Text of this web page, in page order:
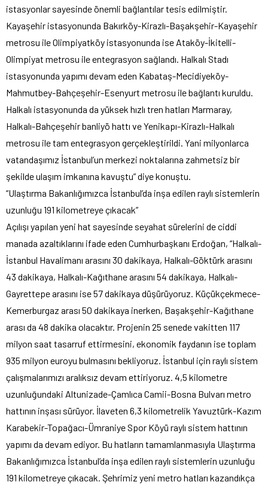
istasyonlar sayesinde önemli bağlantılar tesis edilmiştir.
Kayaşehir istasyonunda Bakırköy-Kirazlı-Başakşehir-Kayaşehir
metrosu ile Olimpiyatköy istasyonunda ise Ataköy-İkitelli-
Olimpiyat metrosu ile entegrasyon sağlandı. Halkalı Stadı
istasyonunda yapımı devam eden Kabataş-Mecidiyeköy-
Mahmutbey-Bahçeşehir-Esenyurt metrosu ile bağlantı kuruldu.
Halkalı istasyonunda da yüksek hızlı tren hatları Marmaray,
Halkalı-Bahçeşehir banliyö hattı ve Yenikapı-Kirazlı-Halkalı
metrosu ile tam entegrasyon gerçekleştirildi. Yani milyonlarca
vatandaşımız İstanbul’un merkezi noktalarına zahmetsiz bir
şekilde ulaşım imkanına kavuştu” diye konuştu.
“Ulaştırma Bakanlığımızca İstanbul’da inşa edilen raylı sistemlerin
uzunluğu 191 kilometreye çıkacak”
Açılışı yapılan yeni hat sayesinde seyahat sürelerini de ciddi
manada azaltıklarını ifade eden Cumhurbaşkanı Erdoğan, “Halkalı-
İstanbul Havalimanı arasını 30 dakikaya, Halkalı-Göktürk arasını
43 dakikaya, Halkalı-Kağıthane arasını 54 dakikaya, Halkalı-
Gayrettepe arasını ise 57 dakikaya düşürüyoruz. Küçükçekmece-
Kemerburgaz arası 50 dakikaya inerken, Başakşehir-Kağıthane
arası da 48 dakika olacaktır. Projenin 25 senede vakitten 117
milyon saat tasarruf ettirmesini, ekonomik faydanın ise toplam
935 milyon euroyu bulmasını bekliyoruz. İstanbul için raylı sistem
çalışmalarımızı aralıksız devam ettiriyoruz. 4,5 kilometre
uzunluğundaki Altunizade-Çamlıca Camii-Bosna Bulvarı metro
hattının inşası sürüyor. İlaveten 6,3 kilometrelik Yavuztürk-Kazım
Karabekir-Topağacı-Ümraniye Spor Köyü raylı sistem hattının
yapımı da devam ediyor. Bu hatların tamamlanmasıyla Ulaştırma
Bakanlığımızca İstanbul’da inşa edilen raylı sistemlerin uzunluğu
191 kilometreye çıkacak. Şehrimiz yeni metro hatları kazandıkça